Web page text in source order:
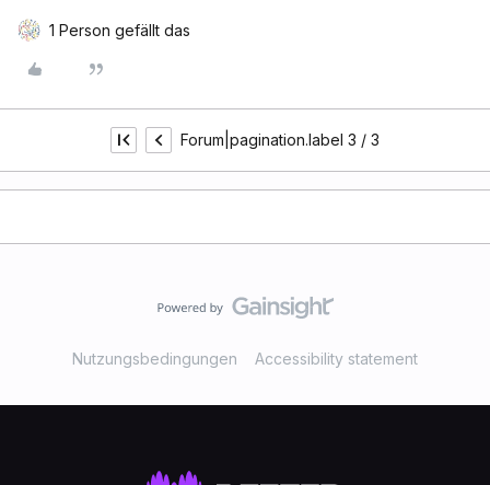
1 Person gefällt das
Forum|pagination.label 3 / 3
Nutzungsbedingungen Accessibility statement